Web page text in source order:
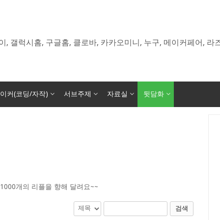
, 갤럭시홈, 구글홈, 클로바, 카카오미니, 누구, 메이커페어, 라
커(코딩/자작) 서브주제 자료실 뒷담화
개의 리플을 향해 달려요~~
검색